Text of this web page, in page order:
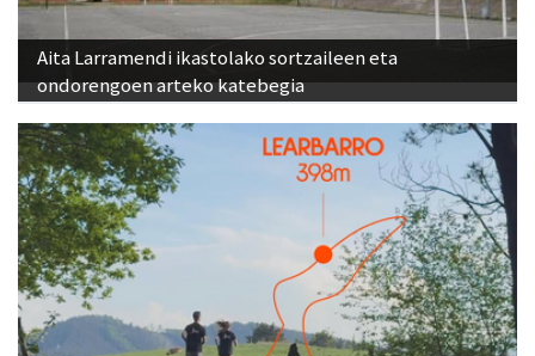
Aita Larramendi ikastolako sortzaileen eta
ondorengoen arteko katebegia